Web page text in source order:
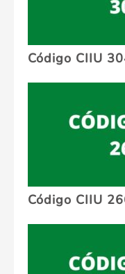
Código CIIU
Código CIIU